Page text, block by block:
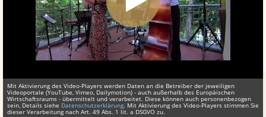
Mit Aktivierung des Video-Players werden Daten an die Betreiber der jeweiligen
Videoportale (YouTube, Vimeo, Dailymotion) - auch außerhalb des Europäischen
Wirtschaftsraums - übermittelt und verarbeitet. Diese können auch personenbezogen
sein, Details siehe Datenschutzerklärung. Mit Aktivierung des Video-Players stimmen Sie
dieser Verarbeitung nach Art. 49 Abs. 1 lit. a DSGVO zu.